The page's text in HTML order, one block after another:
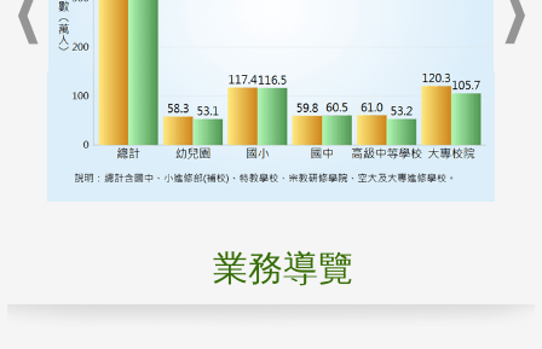
業務導覽